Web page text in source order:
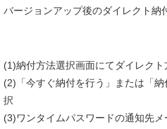
バージョンアップ後のダイレクト納
(1)納付方法選択画面にてダイレクト
(2)「今すぐ納付を行う」または「
択
(3)ワンタイムパスワードの通知先